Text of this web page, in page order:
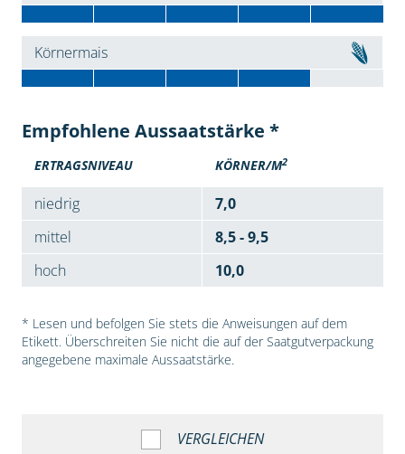
Körnermais
Empfohlene Aussaatstärke *
ERTRAGSNIVEAU KÖRNER/M2
niedrig
7,0
mittel
8,5 - 9,5
hoch
10,0
* Lesen und befolgen Sie stets die Anweisungen auf dem
Etikett. Überschreiten Sie nicht die auf der Saatgutverpackung
angegebene maximale Aussaatstärke.
VERGLEICHEN